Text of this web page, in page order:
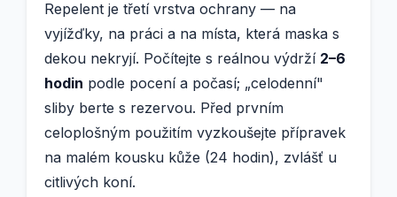
Repelent je třetí vrstva ochrany — na
vyjížďky, na práci a na místa, která maska s
dekou nekryjí. Počítejte s reálnou výdrží 2–6
hodin podle pocení a počasí; „celodenní"
sliby berte s rezervou. Před prvním
celoplošným použitím vyzkoušejte přípravek
na malém kousku kůže (24 hodin), zvlášť u
citlivých koní.